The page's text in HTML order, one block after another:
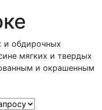
и обдирочных
мягких и твердых
и окрашенным